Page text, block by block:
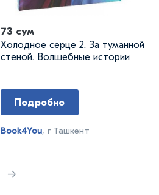
73 сум
Холодное серце 2. За туманной
стеной. Волшебные истории
Подробно
Book4You, г Ташкент
→